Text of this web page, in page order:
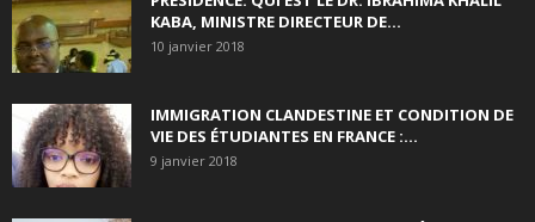
KABA, MINISTRE DIRECTEUR DE...
10 janvier 2018
IMMIGRATION CLANDESTINE ET CONDITION DE
VIE DES ÉTUDIANTES EN FRANCE :...
9 janvier 2018